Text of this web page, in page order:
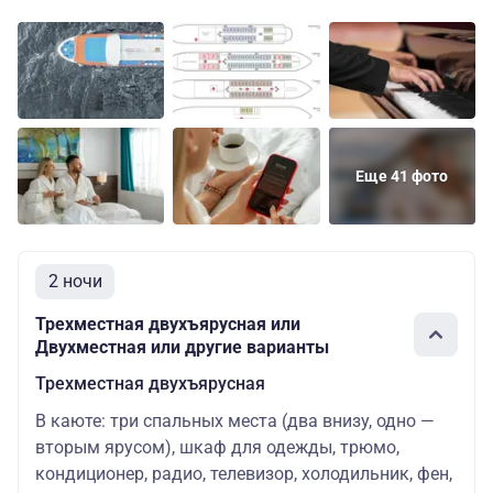
Еще 41 фото
2 ночи
Трехместная двухъярусная или
Двухместная или другие варианты
Трехместная двухъярусная
В каюте: три спальных места (два внизу, одно —
вторым ярусом), шкаф для одежды, трюмо,
кондиционер, радио, телевизор, холодильник, фен,